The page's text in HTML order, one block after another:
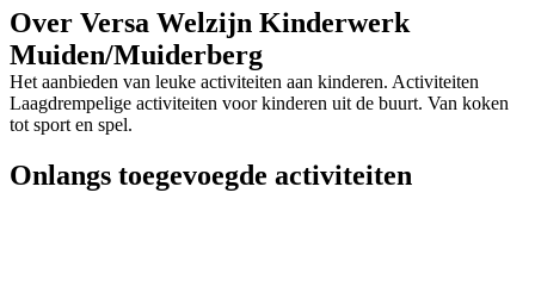
Over Versa Welzijn Kinderwerk
Muiden/Muiderberg
Het aanbieden van leuke activiteiten aan kinderen. Activiteiten
Laagdrempelige activiteiten voor kinderen uit de buurt. Van koken
tot sport en spel.
Onlangs toegevoegde activiteiten